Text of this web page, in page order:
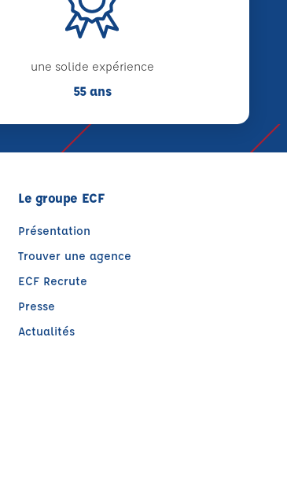
une solide expérience
55 ans
Le groupe ECF
Présentation
Trouver une agence
ECF Recrute
Presse
Actualités